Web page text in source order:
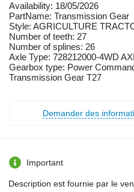
Availability: 18/05/2026
PartName: Transmission Gear
Style: AGRICULTURE
Number of teeth: 27
Number of splines: 26
Axle Type: 728212000-4WD
Gearbox type: Power
Transmission Gear T27
Demander des
Important
Description est fournie par le